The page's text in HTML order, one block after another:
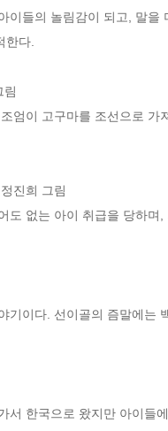
이들의 놀림감이 되고, 말
한다.
림
엄이 고구마를 조선으로
진희 그림
도 없는 아이 취급을 당하
기이다. 선이골의 즘말에는
서 한국으로 왔지만 아이들